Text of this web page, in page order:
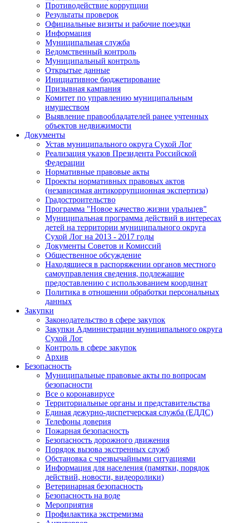
Противодействие коррупции
Результаты проверок
Официальные визиты и рабочие поездки
Информация
Муниципальная служба
Ведомственный контроль
Муниципальный контроль
Открытые данные
Инициативное бюджетирование
Призывная кампания
Комитет по управлению муниципальным
имуществом
Выявление правообладателей ранее учтенных
объектов недвижимости
Документы
Устав муниципального округа Сухой Лог
Реализация указов Президента Российской
Федерации
Нормативные правовые акты
Проекты нормативных правовых актов
(независимая антикоррупционная экспертиза)
Градостроительство
Программа "Новое качество жизни уральцев"
Муниципальная программа действий в интересах
детей на территории муниципального округа
Сухой Лог на 2013 - 2017 годы
Документы Советов и Комиссий
Общественное обсуждение
Находящиеся в распоряжении органов местного
самоуправления сведения, подлежащие
предоставлению с использованием координат
Политика в отношении обработки персональных
данных
Закупки
Законодательство в сфере закупок
Закупки Администрации муниципального округа
Сухой Лог
Контроль в сфере закупок
Архив
Безопасность
Муниципальные правовые акты по вопросам
безопасности
Все о коронавирусе
Территориальные органы и представительства
Единая дежурно-диспетчерская служба (ЕДДС)
Телефоны доверия
Пожарная безопасность
Безопасность дорожного движения
Порядок вызова экстренных служб
Обстановка с чрезвычайными ситуациями
Информация для населения (памятки, порядок
действий, новости, видеоролики)
Ветеринарная безопасность
Безопасность на воде
Мероприятия
Профилактика экстремизма